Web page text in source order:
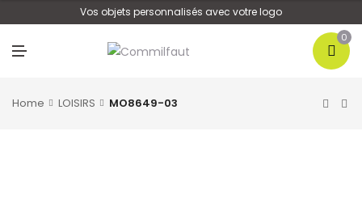
Vos objets personnalisés avec votre logo
0
Home LOISIRS MO8649-03